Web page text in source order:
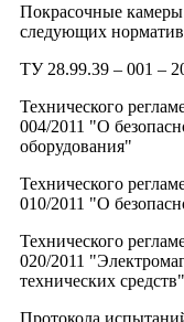
Покрасочные камеры
следующих
ТУ 28.99.39 – 001 –
Технического
004/2011 "О
оборудования"
Технического
010/2011 "О
Технического
020/2011
технических
Протокола